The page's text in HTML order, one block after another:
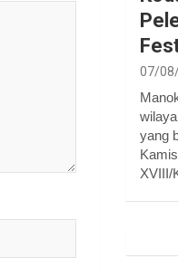
07/
yang
XVIII/